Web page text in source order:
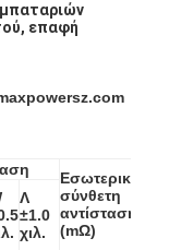
επαφή
Εσωτερική
σύνθετη
αντίσταση
(mΩ)
Λ
±1.0
χιλ.